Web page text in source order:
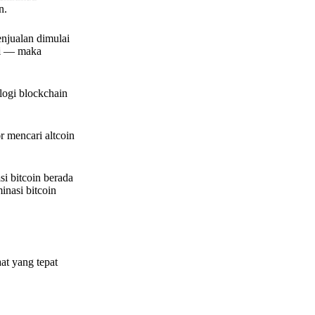
dimulai
— maka
blockchain
mencari altcoin
bitcoin berada
bitcoin
yang tepat